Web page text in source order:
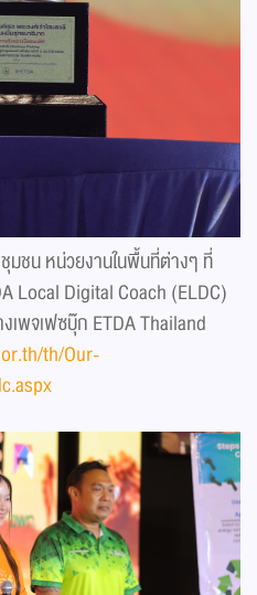
มชน หน่วยงานในพื้นที่ต่างๆ ที่
Local Digital Coach (ELDC)
เพจเฟซบุ๊ก ETDA Thailand
th/Our-